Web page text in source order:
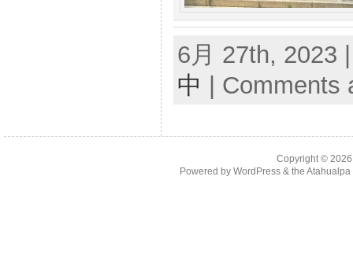
6月 27th, 2023
中
Comments
Copyright ©
Powered by WordPress& the Atahualpa